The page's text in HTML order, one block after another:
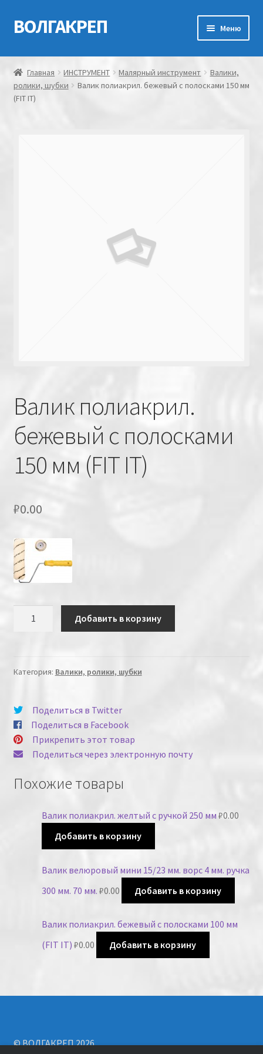
Перейти
к
Перейти
к
ВОЛГАКРЕП Меню
Главная
Контакты
Главная ИНСТРУМЕНТ Малярный инструмент
Валики,
ролики, шубки
Валик полиакрил. бежевый с полосками 150 мм
(FIT IT)
Валик полиакрил.
бежевый с полосками
150 мм (FIT IT)
₽0.00
Добавить в корзину
Категория: Валики, ролики, шубки
Поделиться в Twitter
Поделиться в Facebook
Прикрепить этот товар
Поделиться через электронную почту
Похожие товары
Валик полиакрил. желтый с ручкой 250 мм₽0.00
Добавить в корзину
Валик велюровый мини 15/23 мм. ворс 4 мм. ручка
300 мм. 70 мм. ₽0.00 Добавить в корзину
Валик полиакрил. бежевый с полосками 100 мм
(FIT IT) ₽0.00 Добавить в корзину
© ВОЛГАКРЕП 2026